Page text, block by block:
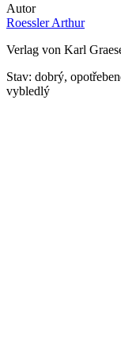
Autor
Roessler Arthur
Verlag von Karl
Stav: dobrý,
vybledlý